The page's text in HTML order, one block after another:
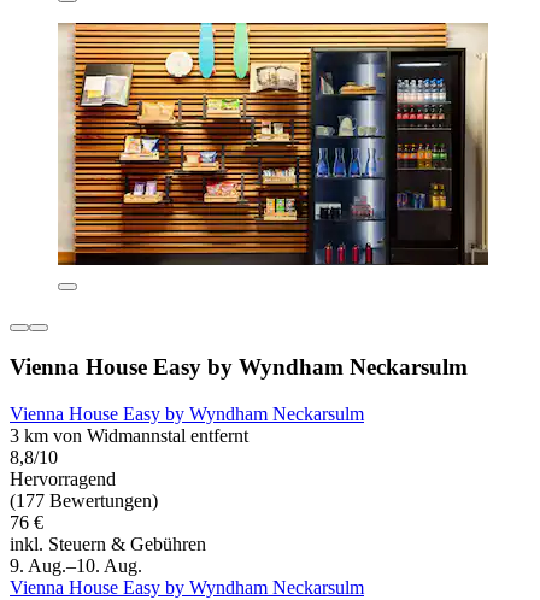
Vienna House Easy by Wyndham Neckarsulm
Vienna House Easy by Wyndham Neckarsulm
3 km von Widmannstal entfernt
8,8/10
Hervorragend
(177 Bewertungen)
76 €
inkl. Steuern & Gebühren
9. Aug.–10. Aug.
Vienna House Easy by Wyndham Neckarsulm